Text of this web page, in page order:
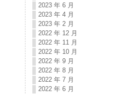
2023 年 6 月
2023 年 4 月
2023 年 2 月
2022 年 12 月
2022 年 11 月
2022 年 10 月
2022 年 9 月
2022 年 8 月
2022 年 7 月
2022 年 6 月